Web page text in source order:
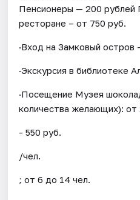
Пенсионеры — 200 рублей
ресторане – от 750 руб.
·Вход на Замковый остров
·Экскурсия в библиотеке
·Посещение Музея
количества желающих): от
- 550 руб.
/чел.
; от 6 до 14 чел.